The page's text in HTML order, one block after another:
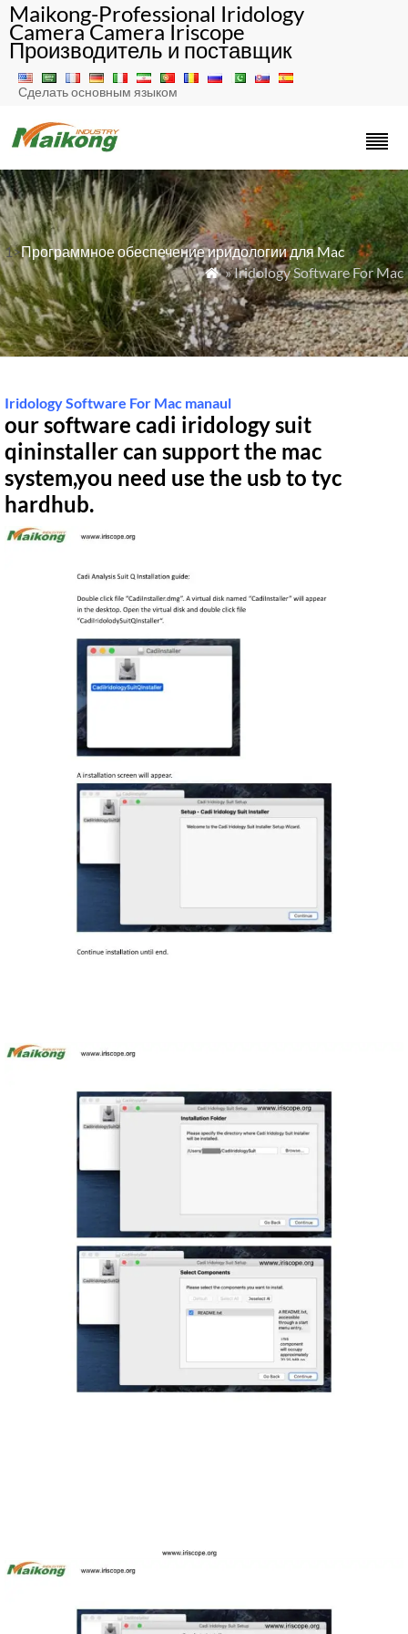
Maikong-Professional Iridology
Camera Camera Iriscope
Производитель и поставщик
Сделать основным языком
1>Программное обеспечение иридологии для Mac
 » Iridology Software For Mac
Iridology Software For Mac manaul
our software cadi iridology suit
qininstaller can support the mac
system,you need use the usb to tyc
hardhub.